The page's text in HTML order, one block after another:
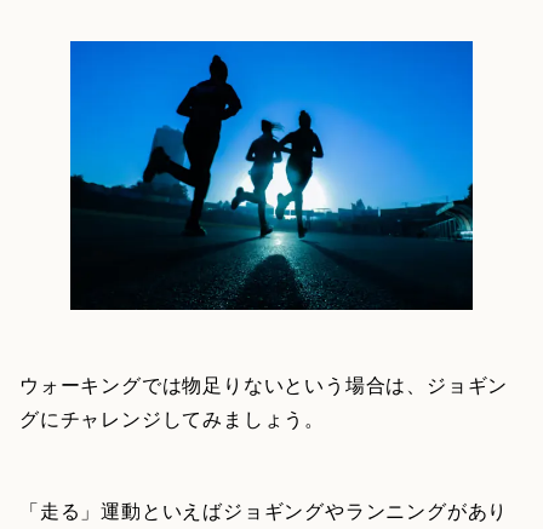
ウォーキングでは物足りないという場合は、ジョギン
グにチャレンジしてみましょう。
「走る」運動といえばジョギングやランニングがあり